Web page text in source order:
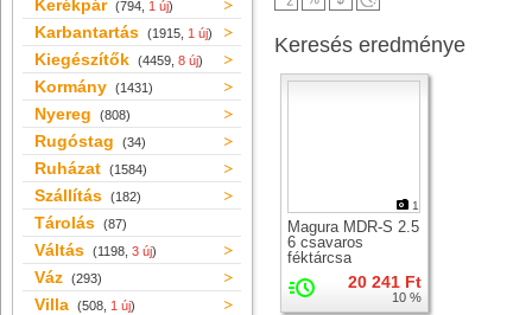
Kerékpár (794, 1 új)
Karbantartás (1915, 1 új)
Kiegészítők (4459, 8 új)
Kormány (1431)
Nyereg (808)
Rugóstag (34)
Ruházat (1584)
Szállítás (182)
Tárolás (87)
Váltás (1198, 3 új)
Váz (293)
Villa (508, 1 új)
Keresés eredménye
1
Magura MDR-S 2.5
6 csavaros
féktárcsa
20 241 Ft
10 %